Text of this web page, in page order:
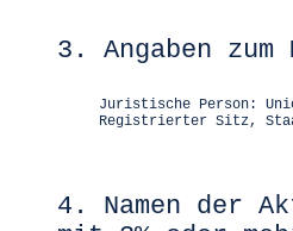
3. Angaben
Juristische Person:
Registrierter Sitz,
4. Namen der